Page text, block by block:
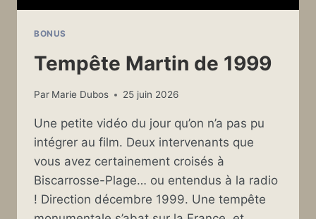
BONUS
Tempête Martin de 1999
Par Marie Dubos 25 juin 2026
Une petite vidéo du jour qu’on n’a pas pu
intégrer au film. Deux intervenants que
vous avez certainement croisés à
Biscarrosse-Plage… ou entendus à la radio
! Direction décembre 1999. Une tempête